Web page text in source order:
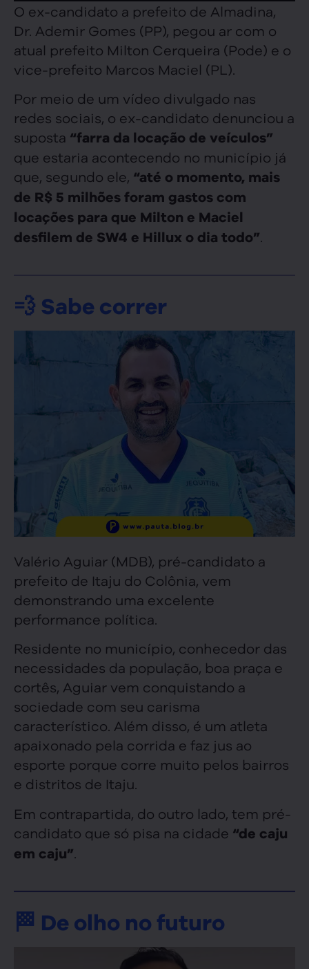
O ex-candidato a prefeito de Almadina,
Dr. Ademir Gomes (PP), pegou ar com o
atual prefeito Milton Cerqueira (Pode) e o
vice-prefeito Marcos Maciel (PL).
Por meio de um vídeo divulgado nas
redes sociais, o ex-candidato denunciou a
suposta “farra da locação de veículos”
que estaria acontecendo no município já
que, segundo ele, “até o momento, mais
de R$ 5 milhões foram gastos com
locações para que Milton e Maciel
desfilem de SW4 e Hillux o dia todo”.
💨 Sabe correr
Valério Aguiar (MDB), pré-candidato a
prefeito de Itaju do Colônia, vem
demonstrando uma excelente
performance política.
Residente no município, conhecedor das
necessidades da população, boa praça e
cortês, Aguiar vem conquistando a
sociedade com seu carisma
característico. Além disso, é um atleta
apaixonado pela corrida e faz jus ao
esporte porque corre muito pelos bairros
e distritos de Itaju.
Em contrapartida, do outro lado, tem pré-
candidato que só pisa na cidade “de caju
em caju”.
🏁 De olho no futuro